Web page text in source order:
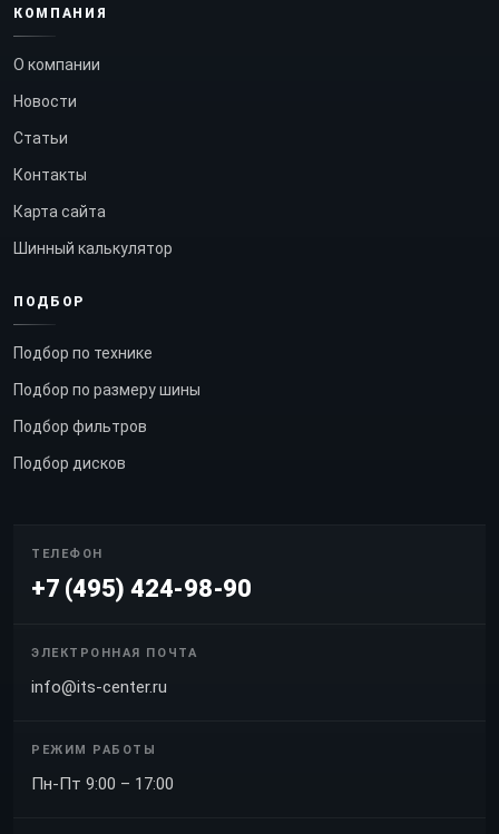
КОМПАНИЯ
О компании
Новости
Статьи
Контакты
Карта сайта
Шинный калькулятор
ПОДБОР
Подбор по технике
Подбор по размеру шины
Подбор фильтров
Подбор дисков
ТЕЛЕФОН
+7 (495) 424-98-90
ЭЛЕКТРОННАЯ ПОЧТА
info@its-center.ru
РЕЖИМ РАБОТЫ
Пн-Пт 9:00 – 17:00